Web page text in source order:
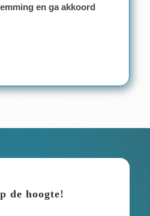
en ga akkoord
de hoogte!